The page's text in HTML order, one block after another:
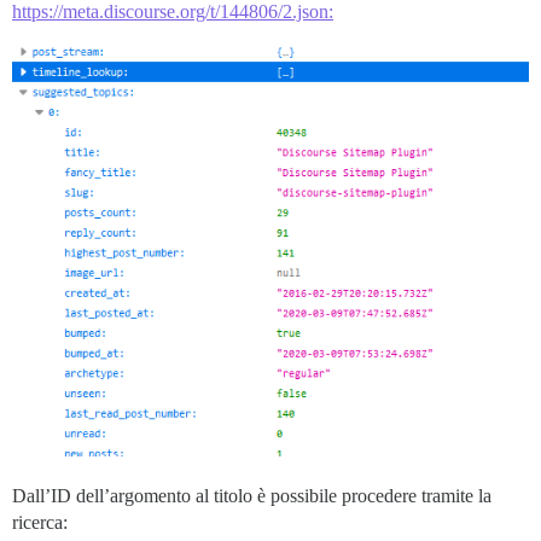
https://meta.discourse.org/t/144806/2.json:
Dall’ID dell’argomento al titolo è possibile procedere tramite la
ricerca: